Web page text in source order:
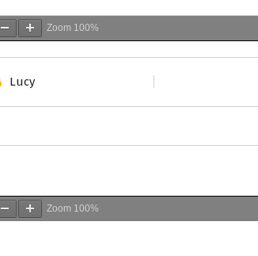
Zoom 100%
Lucy
Zoom 100%